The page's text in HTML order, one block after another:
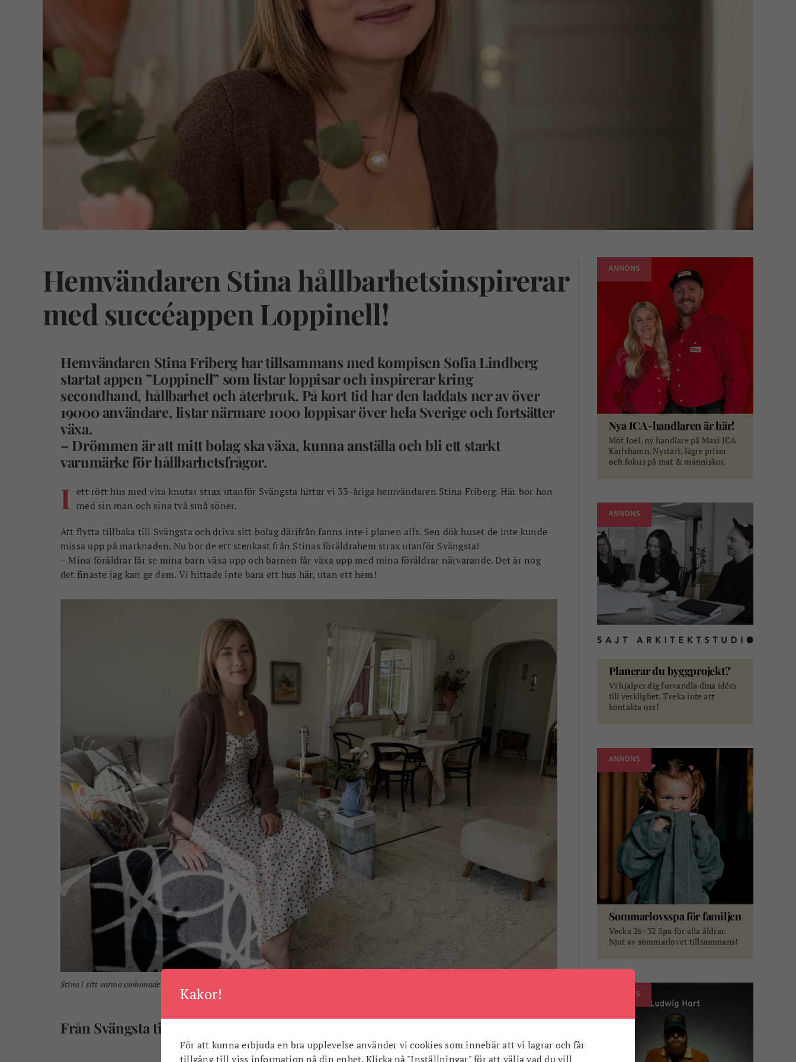
Hemvändaren Stina hållbarhetsinspirerar
med succéappen Loppinell!
Hemvändaren Stina Friberg har tillsammans med kompisen Sofia Lindberg
startat appen ”Loppinell” som listar loppisar och inspirerar kring
secondhand, hållbarhet och återbruk. På kort tid har den laddats ner av över
19000 användare, listar närmare 1000 loppisar över hela Sverige och fortsätter
växa.
– Drömmen är att mitt bolag ska växa, kunna anställa och bli ett starkt
varumärke för hållbarhetsfrågor.
I ett rött hus med vita knutar strax utanför Svängsta hittar vi 33-åriga hemvändaren Stina Friberg. Här bor hon
med sin man och sina två små söner.
Att flytta tillbaka till Svängsta och driva sitt bolag därifrån fanns inte i planen alls. Sen dök huset de inte kunde
missa upp på marknaden. Nu bor de ett stenkast från Stinas föräldrahem strax utanför Svängsta!
– Mina föräldrar får se mina barn växa upp och barnen får växa upp med mina föräldrar närvarande. Det är nog
det finaste jag kan ge dem. Vi hittade inte bara ett hus här, utan ett hem!
Stina i sitt varma ombonade hem, fyllt med loppisfynd och återbruk.
Från Svängsta till Norrköping och tillbaka igen
ANNONS
Nya ICA-handlaren är här!
Möt Joel, ny handlare på Maxi ICA
Karlshamn. Nystart, lägre priser
och fokus på mat & människor.
ANNONS
Planerar du byggprojekt?
Vi hjälper dig förvandla dina idéer
till verklighet. Tveka inte att
kontakta oss!
ANNONS
Sommarlovsspa för familjen
Vecka 26–32 Spa för alla åldrar.
Njut av sommarlovet tillsammans!
ANNONS
Kakor!
För att kunna erbjuda en bra upplevelse använder vi cookies som innebär att vi lagrar och får
tillgång till viss information på din enhet. Klicka på "Inställningar" för att välja vad du vill